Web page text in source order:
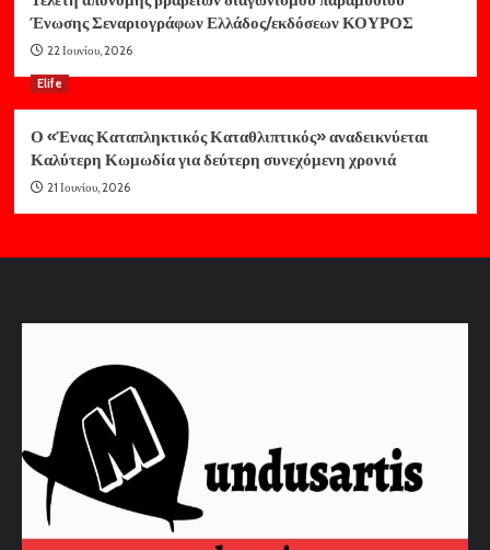
Ένωσης Σεναριογράφων Ελλάδος/εκδόσεων ΚΟΥΡΟΣ
22 Ιουνίου, 2026
Elife
Ο «Ένας Καταπληκτικός Καταθλιπτικός» αναδεικνύεται
Καλύτερη Κωμωδία για δεύτερη συνεχόμενη χρονιά
21 Ιουνίου, 2026